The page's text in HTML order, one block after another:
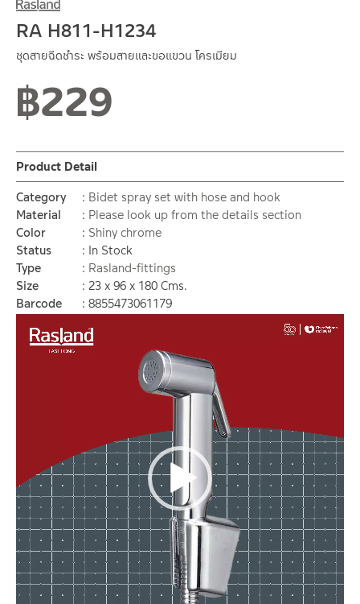
RA H811-H1234
ชุดสายฉีดชำระ พร้อมสายและขอแขวน โครเมียม
฿229
Product Detail
Category
Bidet spray set with hose and hook
Material
Please look up from the details section
Color
Shiny chrome
Status
In Stock
Type
Rasland-fittings
Size
23 x 96 x 180 Cms.
Barcode
8855473061179
Player